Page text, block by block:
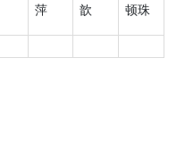
萍
歆
顿珠